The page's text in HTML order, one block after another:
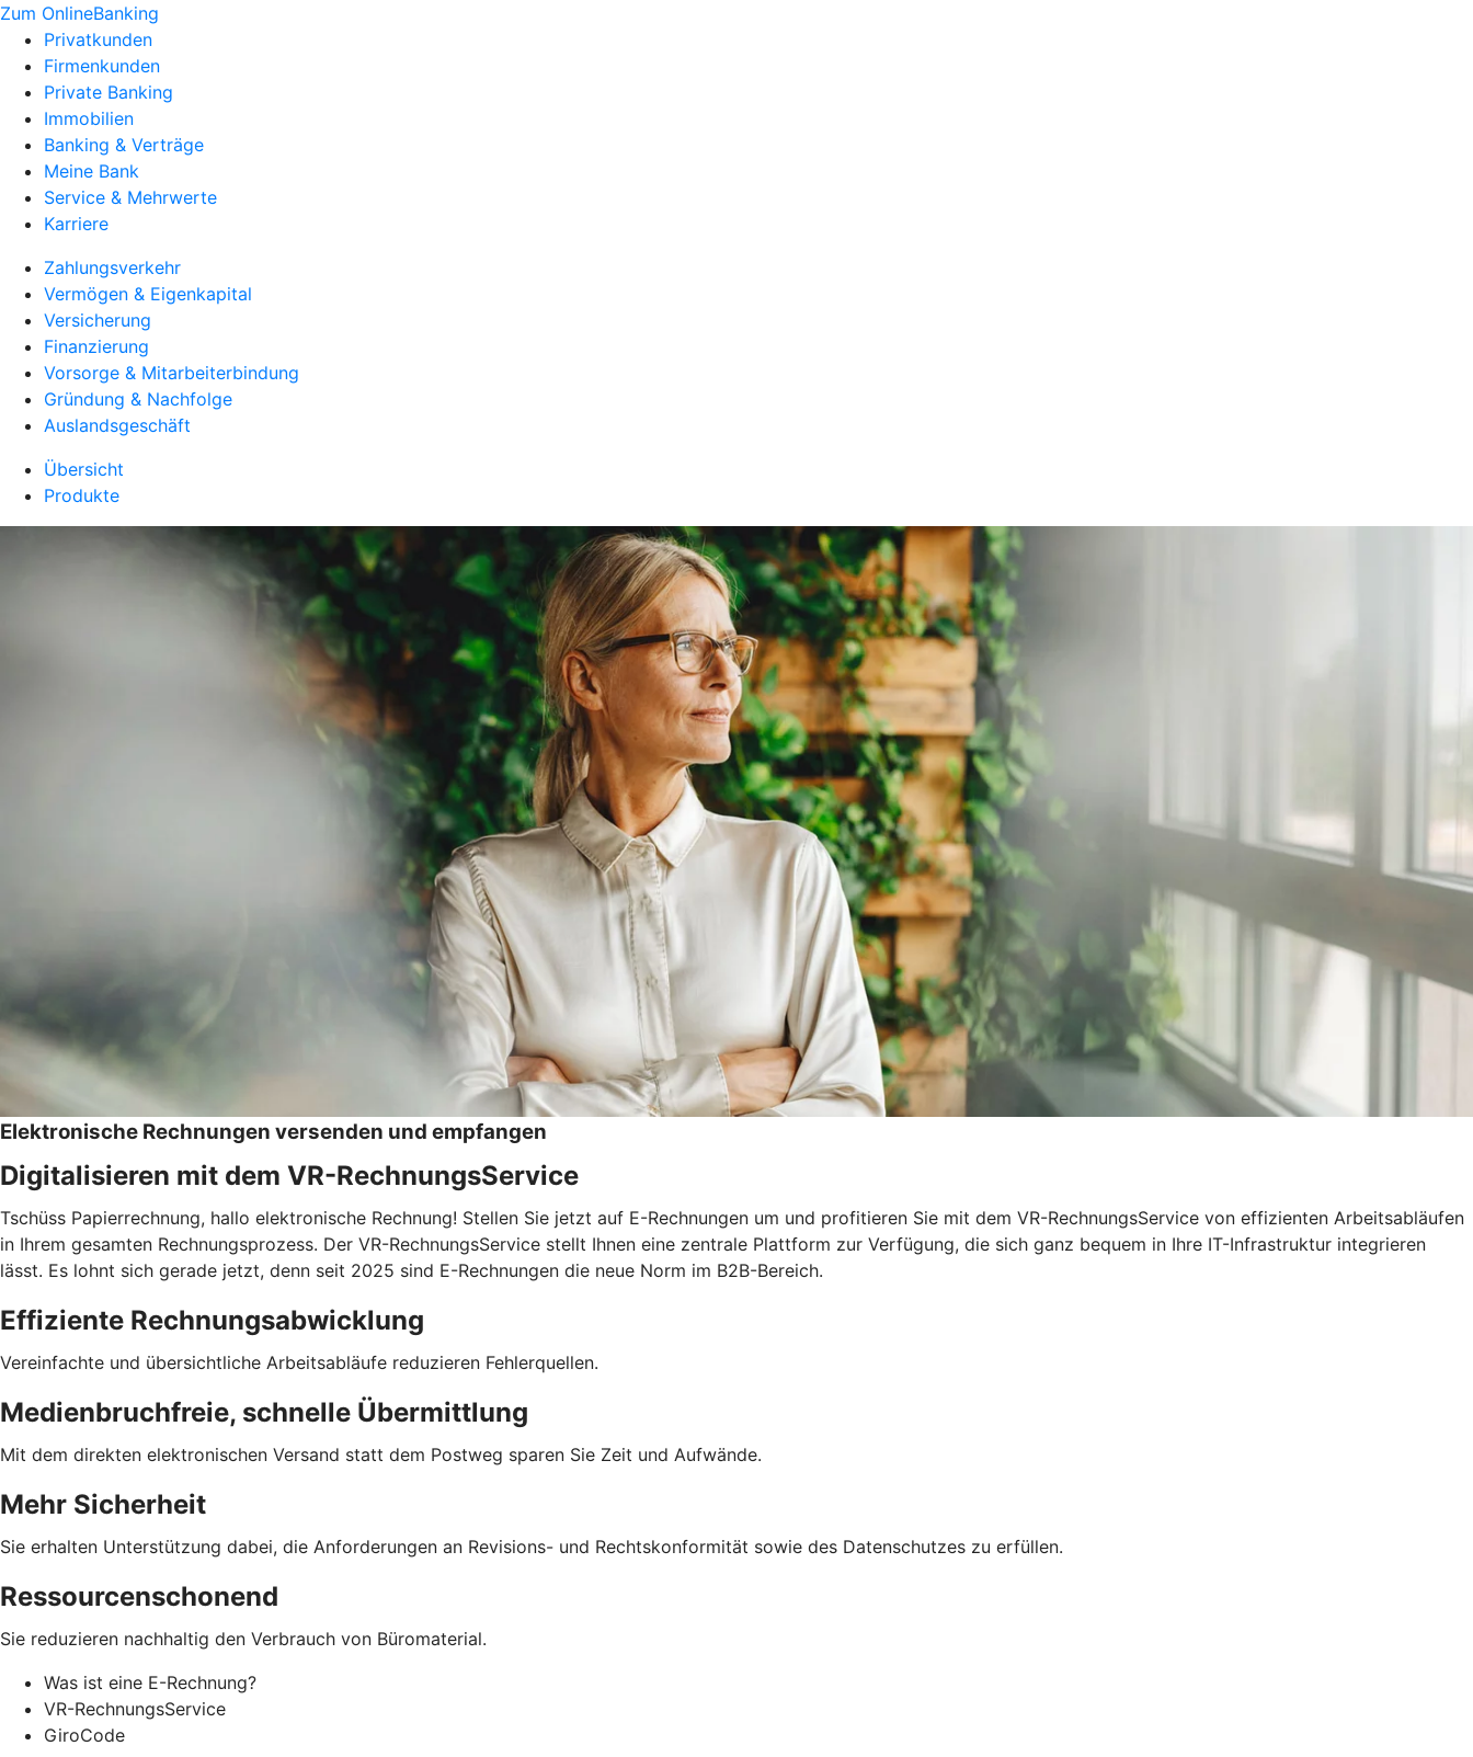
Zum OnlineBanking
Privatkunden
Firmenkunden
Private Banking
Immobilien
Banking & Verträge
Meine Bank
Service & Mehrwerte
Karriere
Zahlungsverkehr
Vermögen & Eigenkapital
Versicherung
Finanzierung
Vorsorge & Mitarbeiterbindung
Gründung & Nachfolge
Auslandsgeschäft
Übersicht
Produkte
Elektronische Rechnungen versenden und empfangen
Digitalisieren mit dem VR-RechnungsService
Tschüss Papierrechnung, hallo elektronische Rechnung! Stellen Sie jetzt auf E-Rechnungen um und profitieren Sie mit dem VR-RechnungsService von effizienten Arbeitsabläufen
in Ihrem gesamten Rechnungsprozess. Der VR-RechnungsService stellt Ihnen eine zentrale Plattform zur Verfügung, die sich ganz bequem in Ihre IT-Infrastruktur integrieren
lässt. Es lohnt sich gerade jetzt, denn seit 2025 sind E-Rechnungen die neue Norm im B2B-Bereich.
Effiziente Rechnungsabwicklung
Vereinfachte und übersichtliche Arbeitsabläufe reduzieren Fehlerquellen.
Medienbruchfreie, schnelle Übermittlung
Mit dem direkten elektronischen Versand statt dem Postweg sparen Sie Zeit und Aufwände.
Mehr Sicherheit
Sie erhalten Unterstützung dabei, die Anforderungen an Revisions- und Rechtskonformität sowie des Datenschutzes zu erfüllen.
Ressourcenschonend
Sie reduzieren nachhaltig den Verbrauch von Büromaterial.
Was ist eine E-Rechnung?
VR-RechnungsService
GiroCode